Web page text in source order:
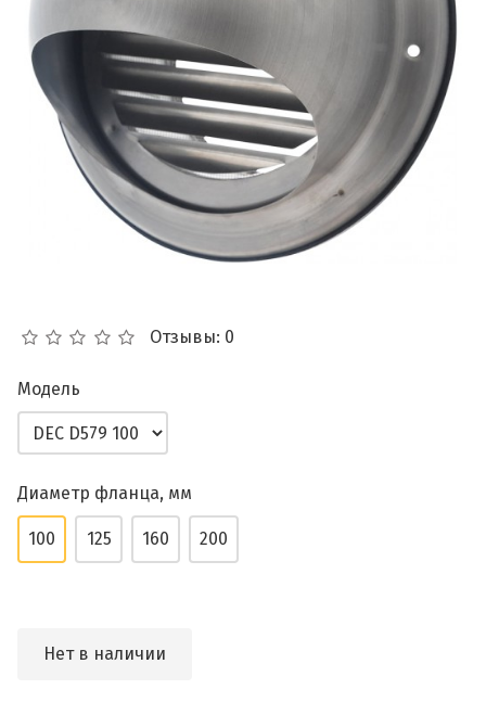
Отзывы: 0
Модель
Диаметр фланца, мм
100 125 160 200
Нет в наличии